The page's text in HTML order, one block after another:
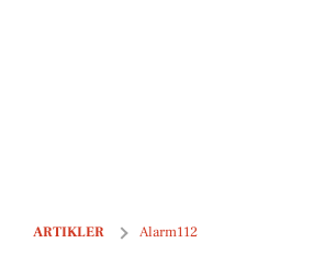
ARTIKLER Alarm112
Udrykning nær Skagen, lørdag, kl. 10:35